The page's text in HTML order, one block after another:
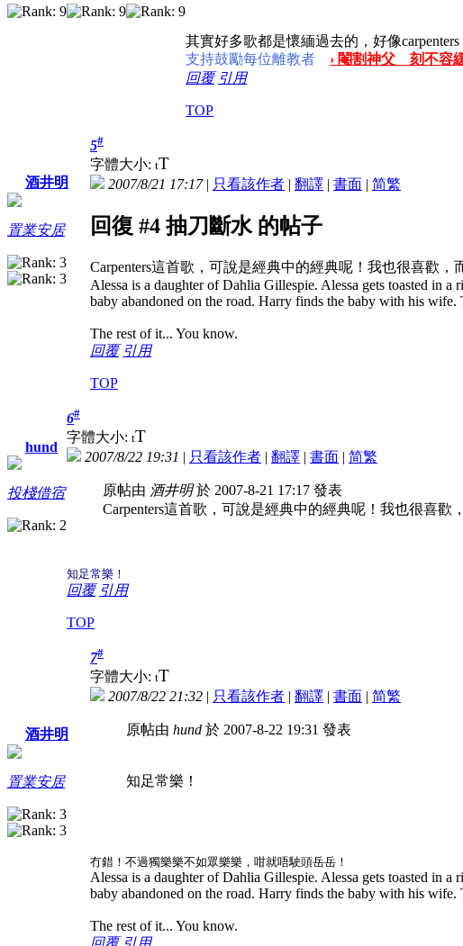
其實好多歌都是懷緬過去的，好像carpenters
支持鼓勵每位離教者
› 閹割神父 刻不容
回覆 引用
TOP
酒井明
置業安居
5#
字體大小: tT
2007/8/21 17:17| 只看該作者 | 翻譯 | 書面 | 简繁
回復 #4 抽刀斷水 的帖子
Carpenters這首歌，可說是經典中的經典呢！我也很喜歡，
Alessa is a daughter of Dahlia Gillespie. Alessa gets toasted in
baby abandoned on the road. Harry finds the baby with his wife.
The rest of it... You know.
回覆 引用
TOP
hund
投棧借宿
6#
字體大小: tT
2007/8/22 19:31 | 只看該作者 | 翻譯 | 書面 | 简繁
原帖由 酒井明於 2007-8-21 17:17 發表
Carpenters這首歌，可說是經典中的經典呢！我也很喜歡
知足常樂！
回覆 引用
TOP
酒井明
置業安居
7#
字體大小: tT
2007/8/22 21:32 | 只看該作者 | 翻譯 | 書面 | 简繁
原帖由 hund 於 2007-8-22 19:31 發表
知足常樂！
冇錯！不過獨樂樂不如眾樂樂，咁就唔駛頭岳岳！
Alessa is a daughter of Dahlia Gillespie. Alessa gets toasted in
baby abandoned on the road. Harry finds the baby with his wife.
The rest of it... You know.